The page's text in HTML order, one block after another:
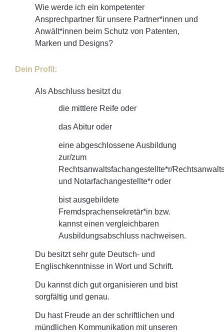
Wie werde ich ein kompetenter
Ansprechpartner für unsere Partner*innen und
Anwält*innen beim Schutz von Patenten,
Marken und Designs?
Dein Profil:
Als Abschluss besitzt du
die mittlere Reife oder
das Abitur oder
eine abgeschlossene Ausbildung
zur/zum
Rechtsanwaltsfachangestellte*r/
und Notarfachangestellte*r oder
bist ausgebildete
Fremdsprachensekretär*in bzw.
kannst einen vergleichbaren
Ausbildungsabschluss nachweisen.
Du besitzt sehr gute Deutsch- und
Englischkenntnisse in Wort und Schrift.
Du kannst dich gut organisieren und bist
sorgfältig und genau.
Du hast Freude an der schriftlichen und
mündlichen Kommunikation mit unseren